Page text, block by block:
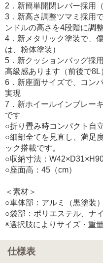
2．新簡単開閉レバー採用
3．新高さ調整ツマミ採用
ンドルの高さを4段階に調
4．新メタリック塗装で、
は、粉体塗装）
5．新クッションバッグ採
高級感あります（前後で8L
6．新座面サイズで、コン
実現
7．新ホイールインブレー
です
○折り畳み時コンパクト自
○細部全てを見直し、満足
ック搭載です。
○収納寸法：W42×D31×H90
○座面高：45（cm）
＜素材＞
○車体部：アルミ（黒塗装）
○袋部：ポリエステル、ナ
※選択肢によりサイズ・重
仕様表